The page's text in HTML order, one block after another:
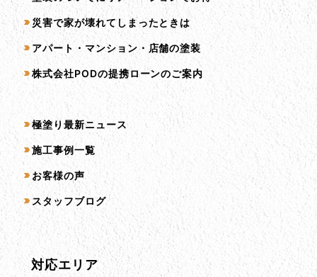
災害で家が壊れてしまったときは
アパート・マンション・店舗の塗装
株式会社PODの提携ローンのご案内
コンテンツ一覧
極塗り最新ニュース
施工事例一覧
お客様の声
スタッフブログ
対応エリア